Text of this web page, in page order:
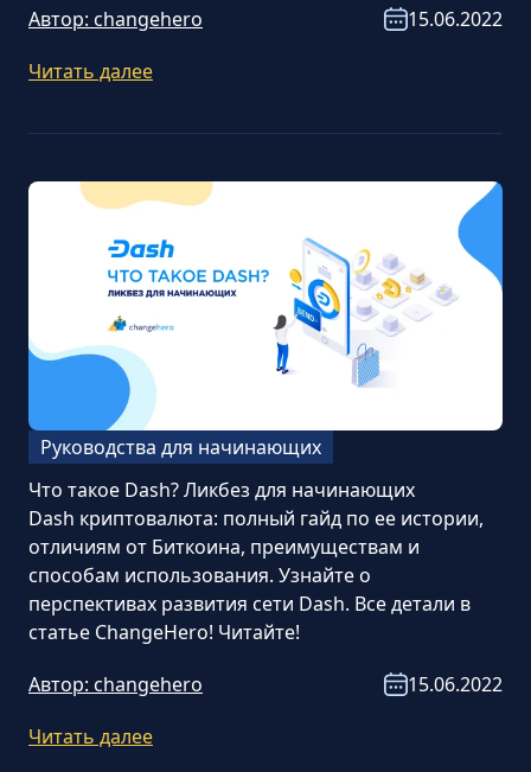
Автор: changehero
15.06.2022
Читать далее
Руководства для начинающих
Что такое Dash? Ликбез для начинающих
Dash криптовалюта: полный гайд по ее истории,
отличиям от Биткоина, преимуществам и
способам использования. Узнайте о
перспективах развития сети Dash. Все детали в
статье ChangeHero! Читайте!
Автор: changehero
15.06.2022
Читать далее